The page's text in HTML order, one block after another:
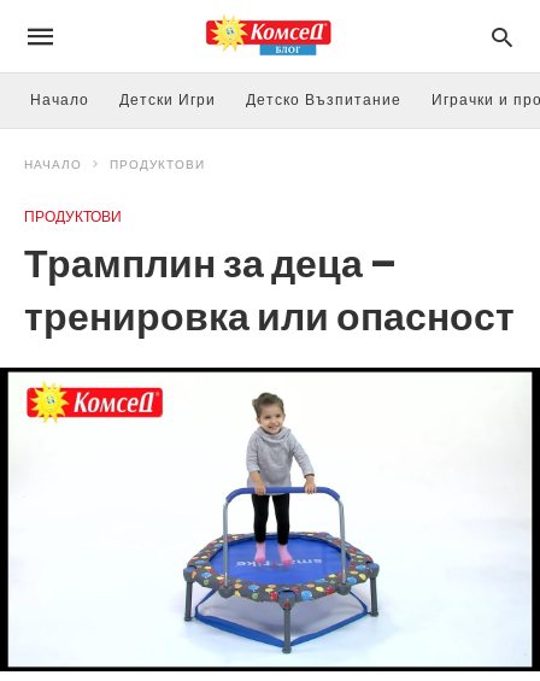
Начало Детски Игри Детско Възпитание Играчки и
НАЧАЛО ПРОДУКТОВИ
ПРОДУКТОВИ
Трамплин за деца –
тренировка или опасност